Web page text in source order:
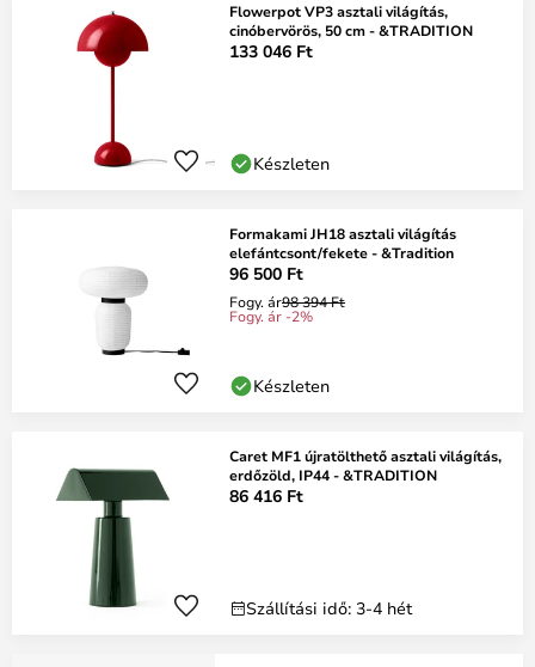
Flowerpot VP3 asztali világítás,
cinóbervörös, 50 cm - &TRADITION
133 046 Ft
Készleten
Formakami JH18 asztali világítás
elefántcsont/fekete - &Tradition
96 500 Ft
Fogy. ár98 394 Ft
Fogy. ár -2%
Készleten
Caret MF1 újratölthető asztali világítás,
erdőzöld, IP44 - &TRADITION
86 416 Ft
Szállítási idő: 3-4 hét